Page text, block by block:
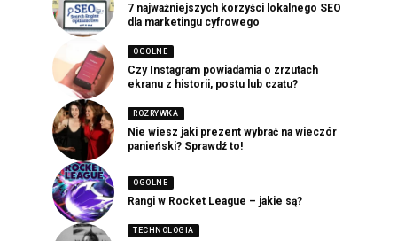
7 najważniejszych korzyści lokalnego SEO
dla marketingu cyfrowego
OGOLNE
Czy Instagram powiadamia o zrzutach
ekranu z historii, postu lub czatu?
ROZRYWKA
Nie wiesz jaki prezent wybrać na wieczór
panieński? Sprawdź to!
OGOLNE
Rangi w Rocket League – jakie są?
TECHNOLOGIA